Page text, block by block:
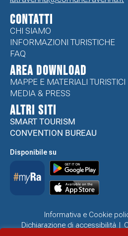
CONTATTI
CHI SIAMO
INFORMAZIONI TURISTICHE
FAQ
Area Download
MAPPE E MATERIALI TURISTICI
MEDIA & PRESS
ALTRI SITI
SMART TOURISM
CONVENTION BUREAU
Disponibile su
Informativa e Cookie
Dichiarazione di accessibilità